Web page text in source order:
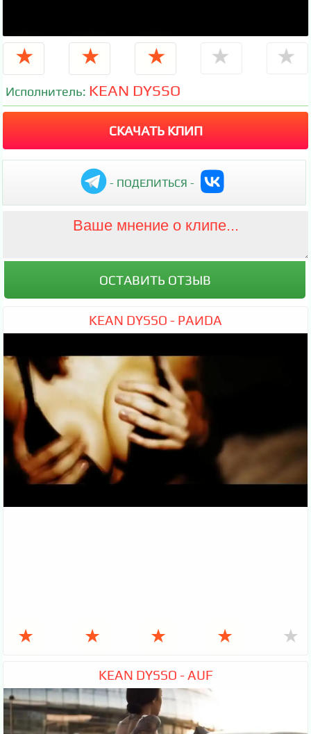
★ ★ ★ ★ ★
Исполнитель: KEAN DYSSO
СКАЧАТЬ КЛИП
- ПОДЕЛИТЬСЯ -
KEAN DYSSO - PAИDA
★ ★ ★ ★ ★
KEAN DYSSO - AUF